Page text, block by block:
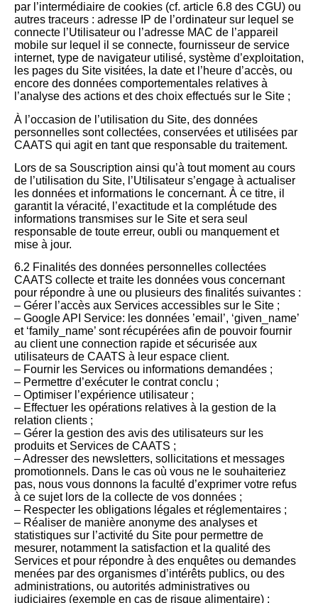
par l’intermédiaire de cookies (cf. article 6.8 des CGU) ou
autres traceurs : adresse IP de l’ordinateur sur lequel se
connecte l’Utilisateur ou l’adresse MAC de l’appareil
mobile sur lequel il se connecte, fournisseur de service
internet, type de navigateur utilisé, système d’exploitation,
les pages du Site visitées, la date et l’heure d’accès, ou
encore des données comportementales relatives à
l’analyse des actions et des choix effectués sur le Site ;
À l’occasion de l’utilisation du Site, des données
personnelles sont collectées, conservées et utilisées par
CAATS qui agit en tant que responsable du traitement.
Lors de sa Souscription ainsi qu’à tout moment au cours
de l’utilisation du Site, l’Utilisateur s’engage à actualiser
les données et informations le concernant. À ce titre, il
garantit la véracité, l’exactitude et la complétude des
informations transmises sur le Site et sera seul
responsable de toute erreur, oubli ou manquement et
mise à jour.
6.2 Finalités des données personnelles collectées
CAATS collecte et traite les données vous concernant
pour répondre à une ou plusieurs des finalités suivantes :
– Gérer l’accès aux Services accessibles sur le Site ;
– Google API Service: les données ’email’, ‘given_name’
et ‘family_name’ sont récupérées afin de pouvoir fournir
au client une connection rapide et sécurisée aux
utilisateurs de CAATS à leur espace client.
– Fournir les Services ou informations demandées ;
– Permettre d’exécuter le contrat conclu ;
– Optimiser l’expérience utilisateur ;
– Effectuer les opérations relatives à la gestion de la
relation clients ;
– Gérer la gestion des avis des utilisateurs sur les
produits et Services de CAATS ;
– Adresser des newsletters, sollicitations et messages
promotionnels. Dans le cas où vous ne le souhaiteriez
pas, nous vous donnons la faculté d’exprimer votre refus
à ce sujet lors de la collecte de vos données ;
– Respecter les obligations légales et réglementaires ;
– Réaliser de manière anonyme des analyses et
statistiques sur l’activité du Site pour permettre de
mesurer, notamment la satisfaction et la qualité des
Services et pour répondre à̀ des enquêtes ou demandes
menées par des organismes d’intérêts publics, ou des
administrations, ou autorités administratives ou
judiciaires (exemple en cas de risque alimentaire) ;